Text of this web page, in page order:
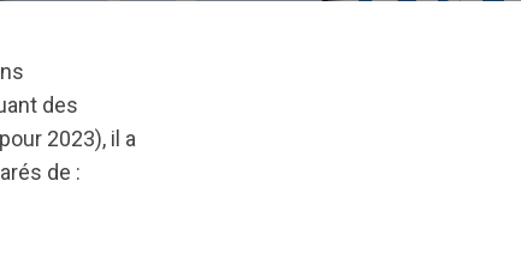
des
2023), il a
de :